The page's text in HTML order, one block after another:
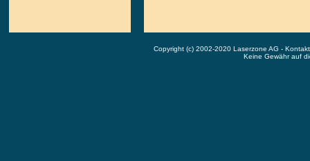
Copyright (c) 2002-2020 Laserzone AG -
Keine Gewähr auf